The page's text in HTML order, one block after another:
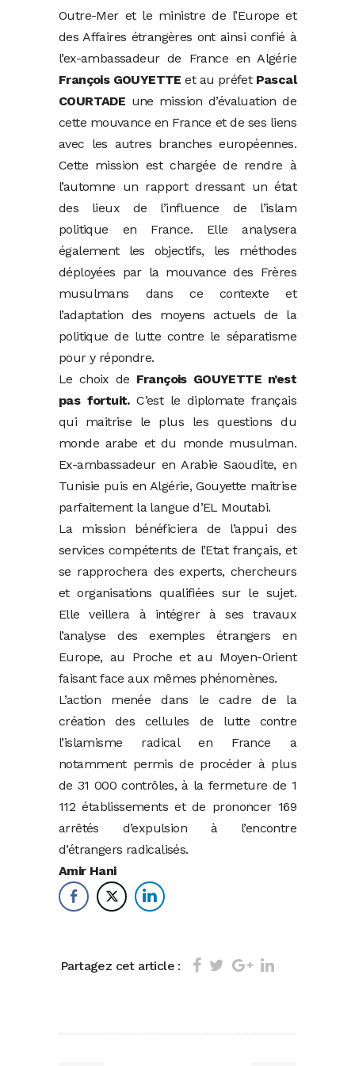
Outre-Mer et le ministre de l’Europe et
des Affaires étrangères ont ainsi confié à
l’ex-ambassadeur de France en Algérie
François GOUYETTE et au préfet Pascal
COURTADE une mission d’évaluation de
cette mouvance en France et de ses liens
avec les autres branches européennes.
Cette mission est chargée de rendre à
l’automne un rapport dressant un état
des lieux de l’influence de l’islam
politique en France. Elle analysera
également les objectifs, les méthodes
déployées par la mouvance des Frères
musulmans dans ce contexte et
l’adaptation des moyens actuels de la
politique de lutte contre le séparatisme
pour y répondre.
Le choix de François GOUYETTE n’est
pas fortuit.C’est le diplomate français
qui maitrise le plus les questions du
monde arabe et du monde musulman.
Ex-ambassadeur en Arabie Saoudite, en
Tunisie puis en Algérie, Gouyette maitrise
parfaitement la langue d’EL Moutabi.
La mission bénéficiera de l’appui des
services compétents de l’Etat français, et
se rapprochera des experts, chercheurs
et organisations qualifiées sur le sujet.
Elle veillera à intégrer à ses travaux
l’analyse des exemples étrangers en
Europe, au Proche et au Moyen-Orient
faisant face aux mêmes phénomènes.
L’action menée dans le cadre de la
création des cellules de lutte contre
l’islamisme radical en France a
notamment permis de procéder à plus
de 31 000 contrôles, à la fermeture de 1
112 établissements et de prononcer 169
arrêtés d’expulsion à l’encontre
d’étrangers radicalisés.
Amir Hani
Partagez cet article :